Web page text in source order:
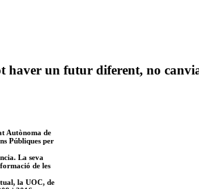
haver un futur diferent, no
Autònoma de
Públiques per
La seva
de les
la UOC, de